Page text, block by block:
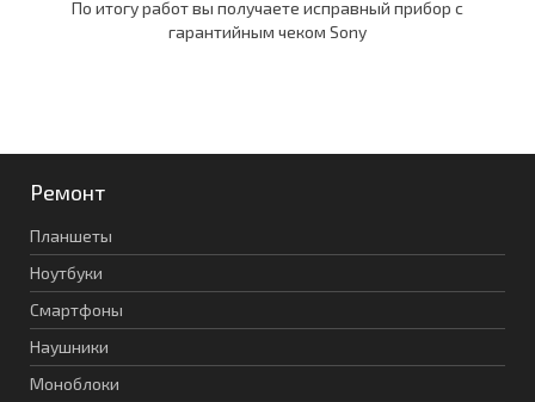
По итогу работ вы получаете исправный прибор c
гарантийным чеком Sony
Ремонт
Планшеты
Ноутбуки
Смартфоны
Наушники
Моноблоки